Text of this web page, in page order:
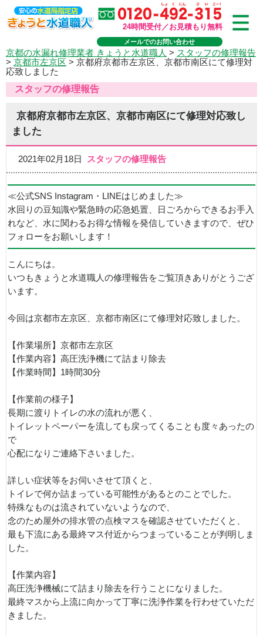
24時間受付／お見積もり無料
メールでのお問い合わせ
京都の水漏れ修理業者 きょうと水道職人 > スタッフの修理報告
> 京都市左京区 > 京都府京都市左京区、京都市南区にて修理対
応致しました
スタッフの修理報告
京都府京都市左京区、京都市南区にて修理対応致し
ました
2021年02月18日 スタッフの修理報告
≪公式SNS Instagram・LINEはじめました≫
水回りの豆知識や緊急時の応急処置、日ごろからできるお手入
れなど、水に関わるお得な情報を発信していきますので、ぜひ
フォローをお願いします！
こんにちは。
いつもきょうと水道職人の修理報告をご覧頂きありがとうござ
います。
今回は京都市左京区、京都市南区にて修理対応致しました。
【作業場所】京都市左京区
【作業内容】高圧洗浄機にて詰まり除去
【作業時間】1時間30分
【作業前の様子】
長期に渡りトイレの水の流れが悪く、
トイレットペーパーを流しても戻ってくることも度々あったの
で
心配になりご連絡下さいました。
詳しい症状等をお伺いさせて頂くと、
トイレで何か詰まっている可能性があるとのことでした。
特殊なものは流されていないようなので、
念のため屋外の排水管の点検マスを確認させていただくと、
最も下流にある最終マス付近からつまっていることが判明しま
した。
【作業内容】
高圧洗浄機械にて詰まり除去を行うことになりました。
最終マスから上流に向かって丁寧に洗浄作業を行わせていただ
きました。